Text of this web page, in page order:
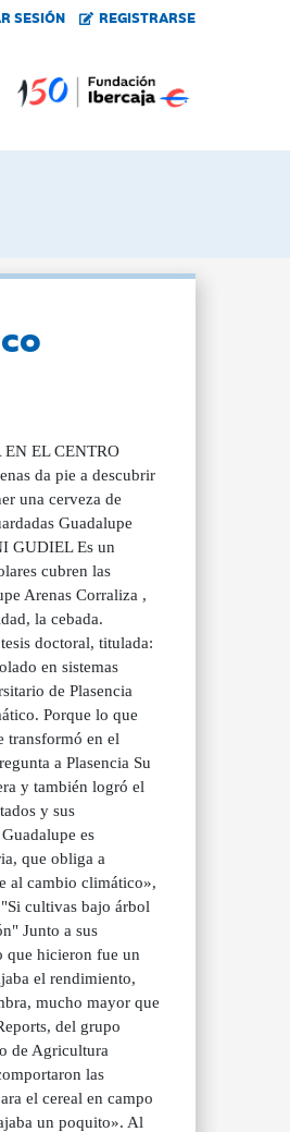
SESIÓN REGISTRARSE
EN EL CENTRO
da pie a descubrir
una cerveza de
Guadalupe
GUDIEL Es un
cubren las
Arenas Corraliza ,
la cebada.
doctoral, titulada:
en sistemas
de Plasencia
Porque lo que
transformó en el
a Plasencia Su
y también logró el
y sus
es
que obliga a
al cambio climático»,
cultivas bajo árbol
Junto a sus
que hicieron fue un
el rendimiento,
mucho mayor que
del grupo
de Agricultura
las
el cereal en campo
un poquito». Al